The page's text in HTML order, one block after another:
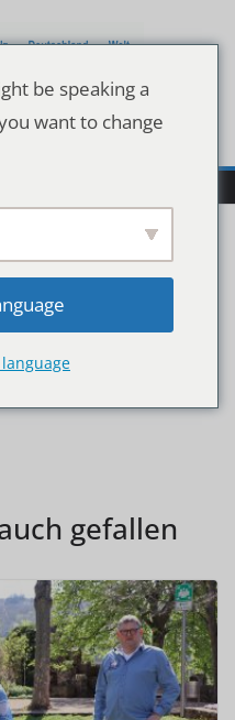
dich
gefallen
be speaking a
want to change